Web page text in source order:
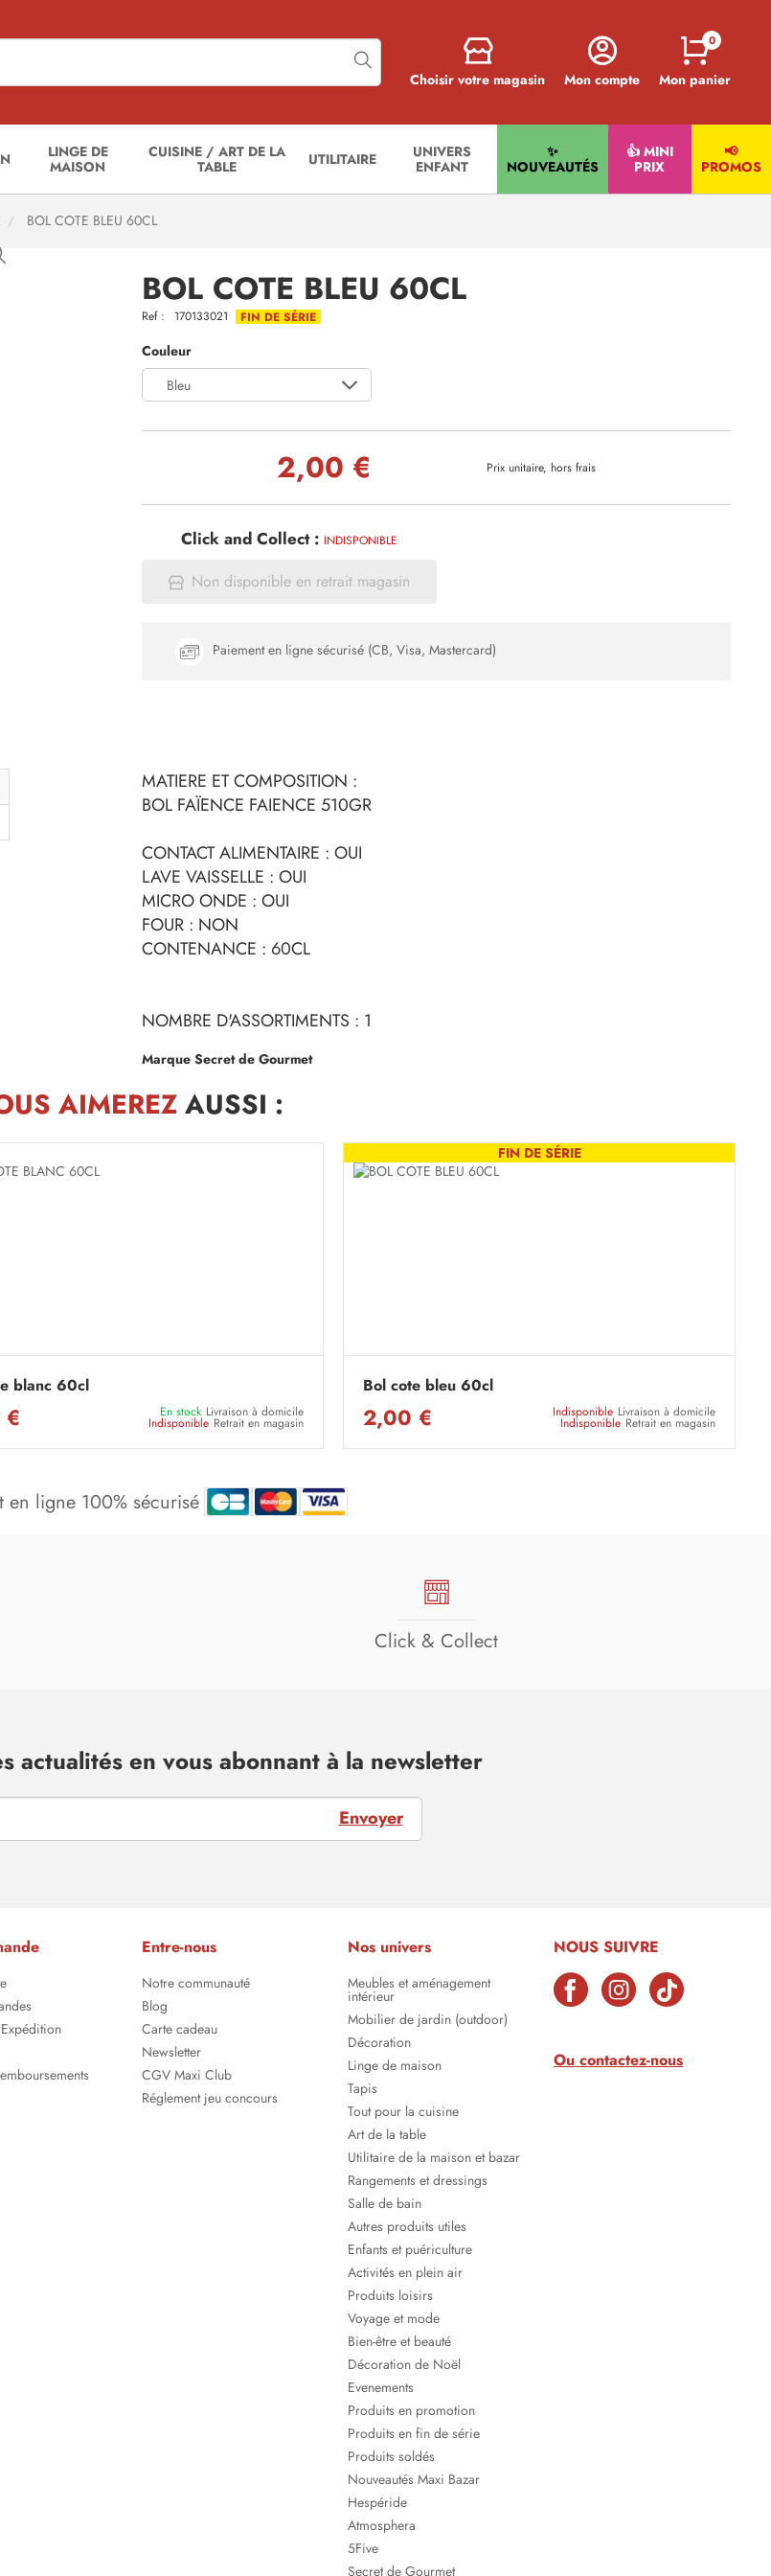
Choisir votre magasin Mon compte Mon panier
0
LINGE DE
MAISON
CUISINE / ART DE LA
TABLE
UTILITAIRE
UNIVERS
ENFANT
✨
NOUVEAUTÉS
👍 MINI
PRIX
📢
PROMOS
BOL COTE BLEU 60CL
BOL COTE BLEU 60CL
Ref : 170133021 FIN DE SÉRIE
Couleur
Bleu
2,00 € Prix unitaire, hors frais
Click and Collect : INDISPONIBLE
Non disponible en retrait magasin
Paiement en ligne sécurisé (CB, Visa, Mastercard)
MATIERE ET COMPOSITION :
BOL FAÏENCE FAIENCE 510GR
CONTACT ALIMENTAIRE : OUI
LAVE VAISSELLE : OUI
MICRO ONDE : OUI
FOUR : NON
CONTENANCE : 60CL
NOMBRE D'ASSORTIMENTS : 1
Marque Secret de Gourmet
AIMEREZAUSSI :
blanc 60cl
€ En stock Livraison à domicile
Indisponible Retrait en magasin
FIN DE SÉRIE
Bol cote bleu 60cl
2,00 € Indisponible Livraison à domicile
Indisponible Retrait en magasin
en ligne 100% sécurisé
Click & Collect
actualités en vous abonnant à la newsletter
Envoyer
Entre-nous
Notre communauté
Blog
Carte cadeau
Newsletter
CGV Maxi Club
Réglement jeu concours
Nos univers
Meubles et aménagement
intérieur
Mobilier de jardin (outdoor)
Décoration
Linge de maison
Tapis
Tout pour la cuisine
Art de la table
Utilitaire de la maison et bazar
Rangements et dressings
Salle de bain
Autres produits utiles
Enfants et puériculture
Activités en plein air
Produits loisirs
Voyage et mode
Bien-être et beauté
Décoration de Noël
Evenements
Produits en promotion
Produits en fin de série
Produits soldés
Nouveautés Maxi Bazar
Hespéride
Atmosphera
5Five
Secret de Gourmet
NOUS SUIVRE
Ou contactez-nous